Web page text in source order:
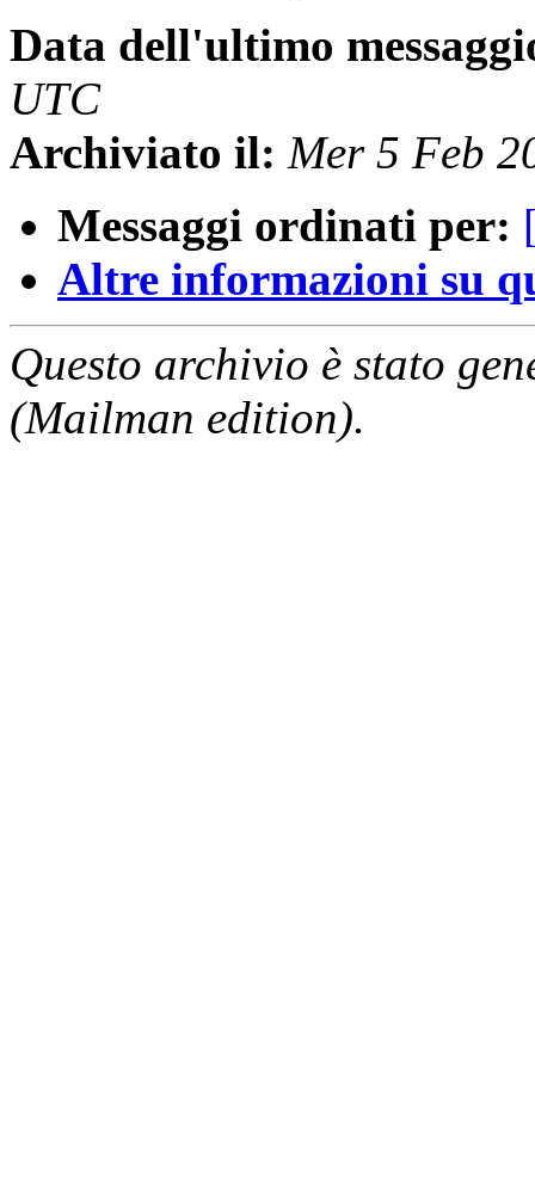
Data dell'ultimo
UTC
Archiviato il: Mer 5 Feb
Messaggi ordinati per:
Altre informazioni su
Questo archivio è stato
(Mailman edition).